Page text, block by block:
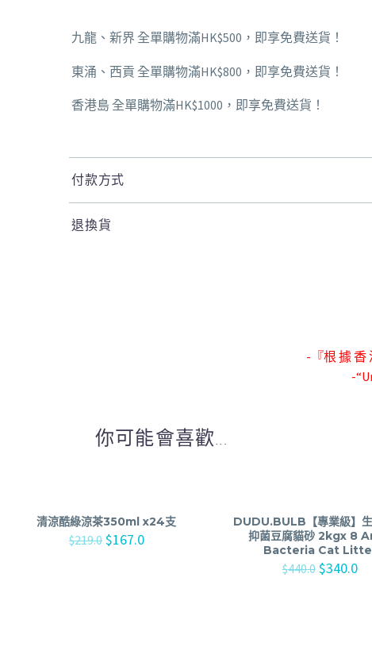
九龍、新界 全單購物滿HK$500，即享免費送貨！
東涌、西貢 全單購物滿HK$800，即享免費送貨！
香港島 全單購物滿HK$1000，即享免費送貨！
付款方式
退換貨
-『根 據 香
-
你可能會喜歡...
清涼酷綠涼茶350ml x24支
$219.0 $167.0
DUDU.BULB【專業級】
抑菌豆腐貓砂 2kgx 8
Bacteria Cat
$440.0 $340.0